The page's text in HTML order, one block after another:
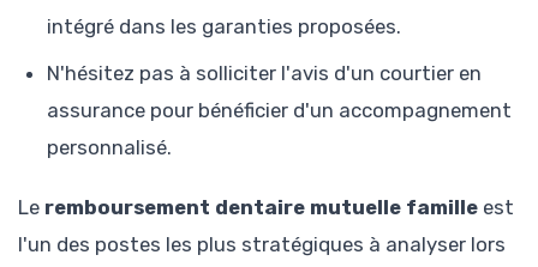
intégré dans les garanties proposées.
N'hésitez pas à solliciter l'avis d'un courtier en
assurance pour bénéficier d'un accompagnement
personnalisé.
Le remboursement dentaire mutuelle famille est
l'un des postes les plus stratégiques à analyser lors